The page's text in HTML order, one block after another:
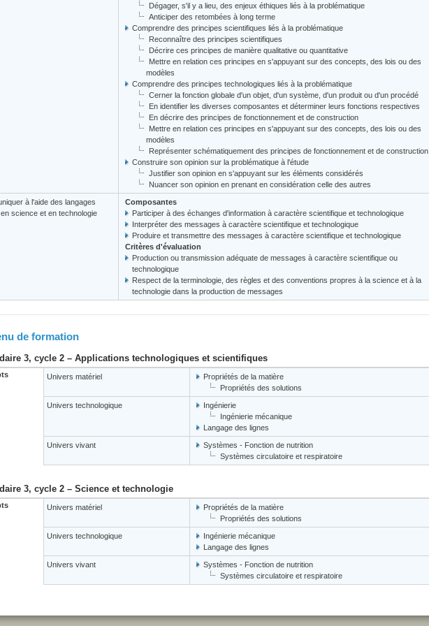
Dégager, s'il y a lieu, des enjeux éthiques liés à la problématique
Anticiper des retombées à long terme
Comprendre des principes scientifiques liés à la problématique
Reconnaître des principes scientifiques
Décrire ces principes de manière qualitative ou quantitative
Mettre en relation ces principes en s'appuyant sur des concepts, des lois ou des
modèles
Comprendre des principes technologiques liés à la problématique
Cerner la fonction globale d'un objet, d'un système, d'un produit ou d'un procédé
En identifier les diverses composantes et déterminer leurs fonctions respectives
En décrire des principes de fonctionnement et de construction
Mettre en relation ces principes en s'appuyant sur des concepts, des lois ou des
modèles
Représenter schématiquement des principes de fonctionnement et de construction
Construire son opinion sur la problématique à l'étude
Justifier son opinion en s'appuyant sur les éléments considérés
Nuancer son opinion en prenant en considération celle des autres
à l'aide des langages
science et en technologie
Composantes
Participer à des échanges d'information à caractère scientifique et technologique
Interpréter des messages à caractère scientifique et technologique
Produire et transmettre des messages à caractère scientifique et technologique
Critères d'évaluation
Production ou transmission adéquate de messages à caractère scientifique ou
technologique
Respect de la terminologie, des règles et des conventions propres à la science et à la
technologie dans la production de messages
de formation
3, cycle 2 – Applications technologiques et scientifiques
Univers matériel
Propriétés de la matière
Propriétés des solutions
Univers technologique
Ingénierie
Ingénierie mécanique
Langage des lignes
Univers vivant
Systèmes - Fonction de nutrition
Systèmes circulatoire et respiratoire
3, cycle 2 – Science et technologie
Univers matériel
Propriétés de la matière
Propriétés des solutions
Univers technologique
Ingénierie mécanique
Langage des lignes
Univers vivant
Systèmes - Fonction de nutrition
Systèmes circulatoire et respiratoire